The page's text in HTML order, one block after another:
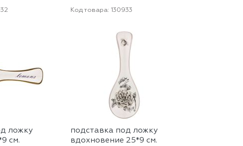
ложку
см.
Код товара: 130933
подставка под ложку
вдохновение 25*9 см.